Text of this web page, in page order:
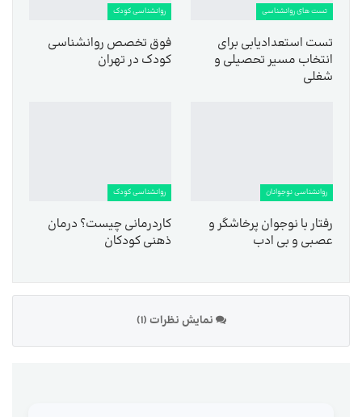
تست های روانشناسی
تست استعدادیابی برای
انتخاب مسیر تحصیلی و
شغلی
روانشناسی کودک
فوق تخصص روانشناسی
کودک در تهران
روانشناسی نوجوانان
رفتار با نوجوان پرخاشگر و
عصبی و بی ادب
روانشناسی کودک
کاردرمانی چیست؟ درمان
ذهنی کودکان
نمایش نظرات (1)